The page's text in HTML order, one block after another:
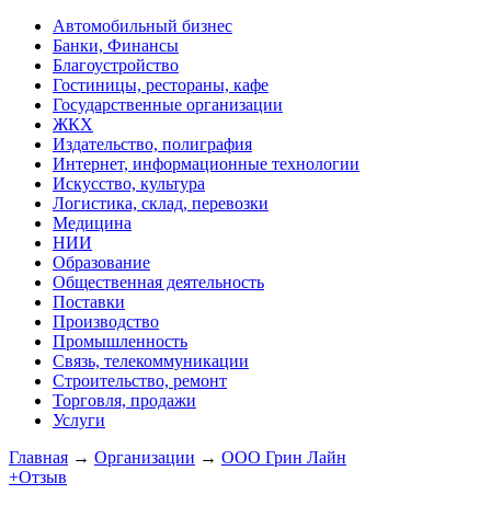
Автомобильный бизнес
Банки, Финансы
Благоустройство
Гостиницы, рестораны, кафе
Государственные организации
ЖКХ
Издательство, полиграфия
Интернет, информационные технологии
Искусство, культура
Логистика, склад, перевозки
Медицина
НИИ
Образование
Общественная деятельность
Поставки
Производство
Промышленность
Связь, телекоммуникации
Строительство, ремонт
Торговля, продажи
Услуги
Главная → Организации → ООО Грин Лайн
+Отзыв